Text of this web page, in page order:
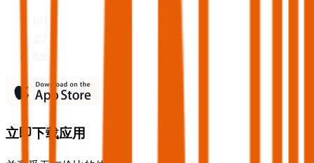
立即下载应用